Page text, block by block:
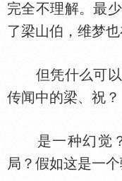
完全不理解。最
了梁山伯，维梦
但凭什么可以
传闻中的梁、祝？
是一种幻觉？
局？假如这是一